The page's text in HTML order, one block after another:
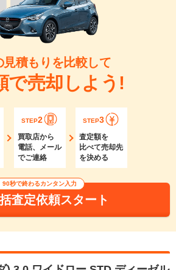
見積もりを比較して
で売却しよう!
STEP2
買取店から
電話、メール
でご連絡
STEP3
査定額を
比べて売却先
を決める
90秒で終わるカンタン入力
査定依頼スタート